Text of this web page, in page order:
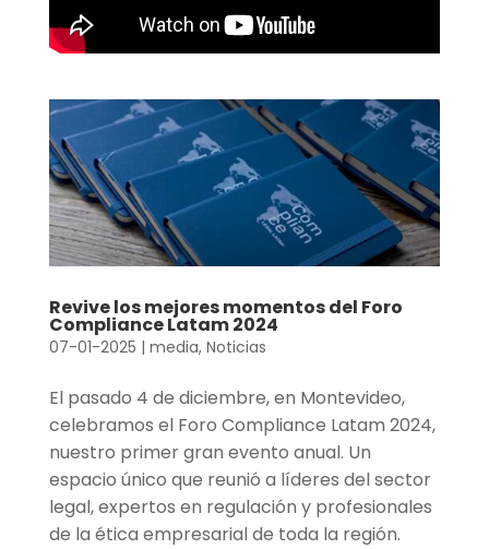
Revive los mejores momentos del Foro
Compliance Latam 2024
07-01-2025 | media, Noticias
El pasado 4 de diciembre, en Montevideo,
celebramos el Foro Compliance Latam 2024,
nuestro primer gran evento anual. Un
espacio único que reunió a líderes del sector
legal, expertos en regulación y profesionales
de la ética empresarial de toda la región.